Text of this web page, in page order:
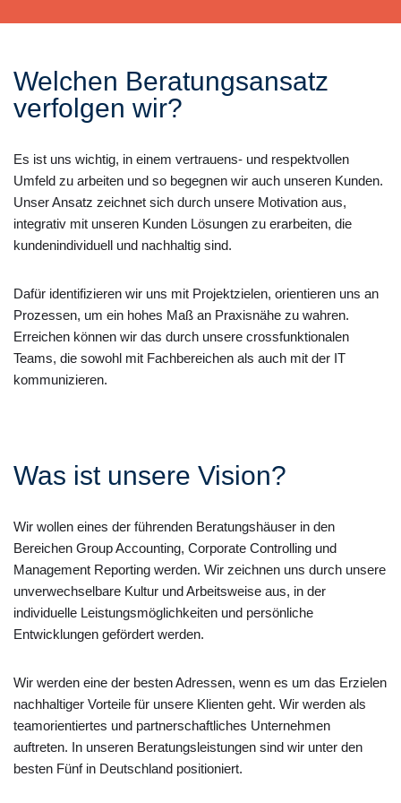
Welchen Beratungsansatz
verfolgen wir?
Es ist uns wichtig, in einem vertrauens- und respektvollen
Umfeld zu arbeiten und so begegnen wir auch unseren Kunden.
Unser Ansatz zeichnet sich durch unsere Motivation aus,
integrativ mit unseren Kunden Lösungen zu erarbeiten, die
kundenindividuell und nachhaltig sind.
Dafür identifizieren wir uns mit Projektzielen, orientieren uns an
Prozessen, um ein hohes Maß an Praxisnähe zu wahren.
Erreichen können wir das durch unsere crossfunktionalen
Teams, die sowohl mit Fachbereichen als auch mit der IT
kommunizieren.
Was ist unsere Vision?
Wir wollen eines der führenden Beratungshäuser in den
Bereichen Group Accounting, Corporate Controlling und
Management Reporting werden. Wir zeichnen uns durch unsere
unverwechselbare Kultur und Arbeitsweise aus, in der
individuelle Leistungsmöglichkeiten und persönliche
Entwicklungen gefördert werden.
Wir werden eine der besten Adressen, wenn es um das Erzielen
nachhaltiger Vorteile für unsere Klienten geht. Wir werden als
teamorientiertes und partnerschaftliches Unternehmen
auftreten. In unseren Beratungsleistungen sind wir unter den
besten Fünf in Deutschland positioniert.